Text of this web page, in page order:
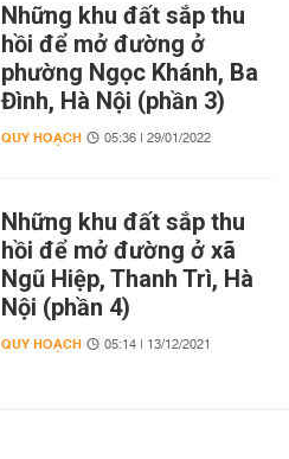
Những khu đất sắp thu
hồi để mở đường ở
phường Ngọc Khánh, Ba
Đình, Hà Nội (phần 3)
QUY HOẠCH 05:36 | 29/01/2022
Những khu đất sắp thu
hồi để mở đường ở xã
Ngũ Hiệp, Thanh Trì, Hà
Nội (phần 4)
QUY HOẠCH 05:14 | 13/12/2021